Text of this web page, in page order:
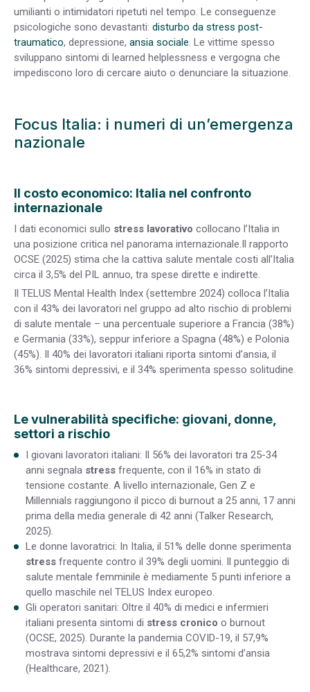
umilianti o intimidatori ripetuti nel tempo. Le conseguenze
psicologiche sono devastanti: disturbo da stress post-
traumatico, depressione, ansia sociale. Le vittime spesso
sviluppano sintomi di learned helplessness e vergogna che
impediscono loro di cercare aiuto o denunciare la situazione.
Focus Italia: i numeri di un’emergenza
nazionale
Il costo economico: Italia nel confronto
internazionale
I dati economici sullo stress lavorativo collocano l’Italia in
una posizione critica nel panorama internazionale.Il rapporto
OCSE (2025) stima che la cattiva salute mentale costi all’Italia
circa il 3,5% del PIL annuo, tra spese dirette e indirette.
Il TELUS Mental Health Index (settembre 2024) colloca l’Italia
con il 43% dei lavoratori nel gruppo ad alto rischio di problemi
di salute mentale – una percentuale superiore a Francia (38%)
e Germania (33%), seppur inferiore a Spagna (48%) e Polonia
(45%). Il 40% dei lavoratori italiani riporta sintomi d’ansia, il
36% sintomi depressivi, e il 34% sperimenta spesso solitudine.
Le vulnerabilità specifiche: giovani, donne,
settori a rischio
I giovani lavoratori italiani: Il 56% dei lavoratori tra 25-34
anni segnala stress frequente, con il 16% in stato di
tensione costante. A livello internazionale, Gen Z e
Millennials raggiungono il picco di burnout a 25 anni, 17 anni
prima della media generale di 42 anni (Talker Research,
2025).
Le donne lavoratrici: In Italia, il 51% delle donne sperimenta
stress frequente contro il 39% degli uomini. Il punteggio di
salute mentale femminile è mediamente 5 punti inferiore a
quello maschile nel TELUS Index europeo.
Gli operatori sanitari: Oltre il 40% di medici e infermieri
italiani presenta sintomi di stress cronico o burnout
(OCSE, 2025). Durante la pandemia COVID-19, il 57,9%
mostrava sintomi depressivi e il 65,2% sintomi d’ansia
(Healthcare, 2021).